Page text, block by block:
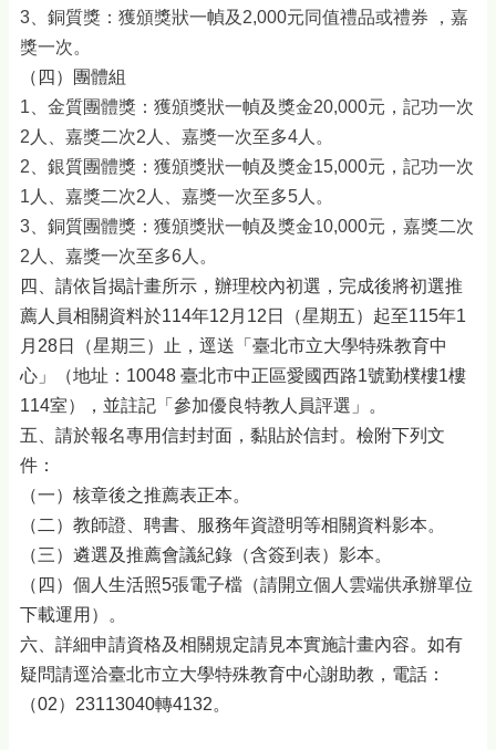
3、銅質獎：獲頒獎狀一幀及2,000元同值禮品或禮券 ，嘉
獎一次。
（四）團體組
1、金質團體獎：獲頒獎狀一幀及獎金20,000元，記功一次
2人、嘉獎二次2人、嘉獎一次至多4人。
2、銀質團體獎：獲頒獎狀一幀及獎金15,000元， 記功一次
1人、嘉獎二次2人、嘉獎一次至多5人。
3、銅質團體獎：獲頒獎狀一幀及獎金10,000元， 嘉獎二次
2人、嘉獎一次至多6人。
四、請依旨揭計畫所示，辦理校內初選，完成後將初選推
薦人員相關資料於114年12月12日（星期五）起至115年1
月28日（星期三）止，逕送「臺北市立大學特殊教育中
心」（地址：10048 臺北市中正區愛國西路1號勤樸樓1樓
114室），並註記「參加優良特教人員評選」。
五、請於報名專用信封封面，黏貼於信封。檢附下列文
件：
（一）核章後之推薦表正本。
（二）教師證、聘書、服務年資證明等相關資料影本。
（三）遴選及推薦會議紀錄（含簽到表）影本。
（四）個人生活照5張電子檔（請開立個人雲端供承辦單位
下載運用）。
六、詳細申請資格及相關規定請見本實施計畫內容。如有
疑問請逕洽臺北市立大學特殊教育中心謝助教，電話：
（02）23113040轉4132。